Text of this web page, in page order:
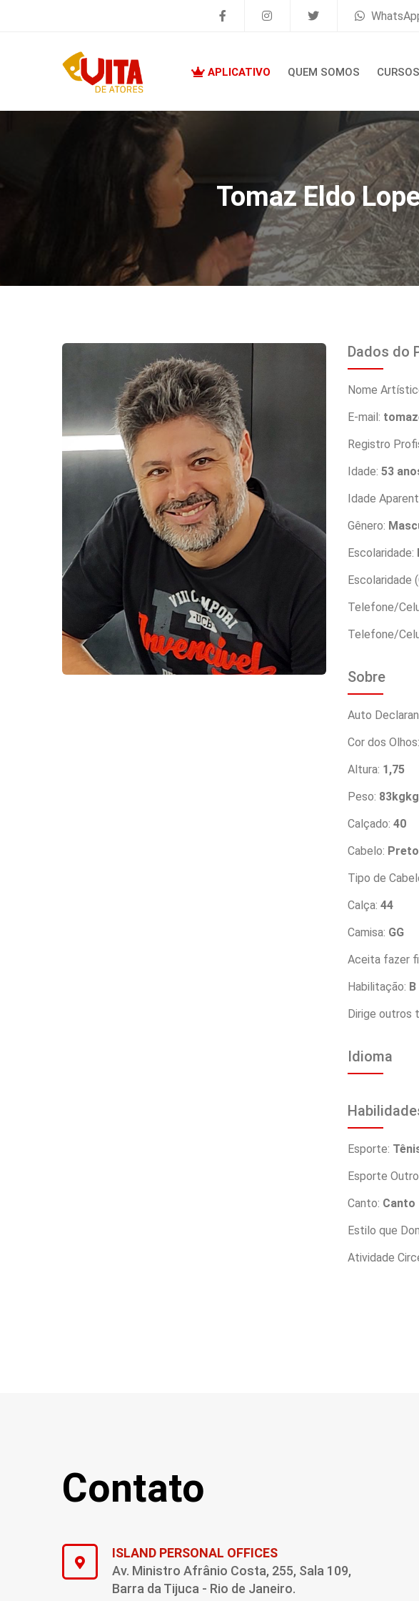
APLICATIVO QUEM SOMOS CURSOS
Tomaz Eldo
Dados do
Nome
E-mail:
Registro
Idade: 53
Idade
Gênero:
Escolaridade:
Escolaridade
Telefone/
Telefone/
Sobre
Auto
Cor dos Olhos:
Altura: 1,75
Peso: 83kgkg
Calçado: 40
Cabelo: Preto
Tipo de
Calça: 44
Camisa: GG
Aceita fazer
Habilitação: B
Dirige outros
Idioma
Esporte:
Esporte
Canto: Canto
Estilo que
Atividade
Contato
ISLAND PERSONAL OFFICES
Av. Ministro Afrânio Costa, 255, Sala 109,
Barra da Tijuca - Rio de Janeiro.